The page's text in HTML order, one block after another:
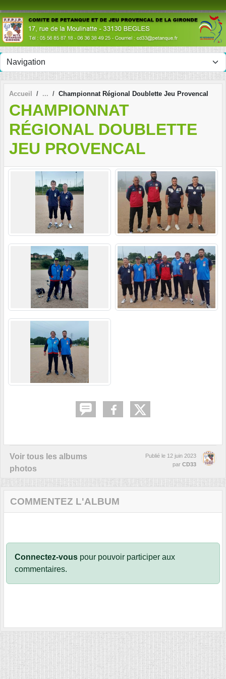
Accueil Championnat Régional Doublette Jeu Provencal
CHAMPIONNAT
RÉGIONAL DOUBLETTE
JEU PROVENCAL
Voir tous les albums
photos
Publié le 12 juin 2023
par CD33
COMMENTEZ L'ALBUM
Connectez-vous pour pouvoir participer aux
commentaires.